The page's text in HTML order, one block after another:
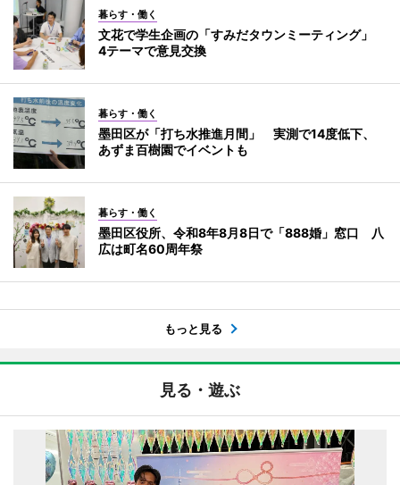
暮らす・働く
文花で学生企画の「すみだタウンミーティング」
4テーマで意見交換
暮らす・働く
墨田区が「打ち水推進月間」 実測で14度低下、
あずま百樹園でイベントも
暮らす・働く
墨田区役所、令和8年8月8日で「888婚」窓口 八
広は町名60周年祭
もっと見る
見る・遊ぶ